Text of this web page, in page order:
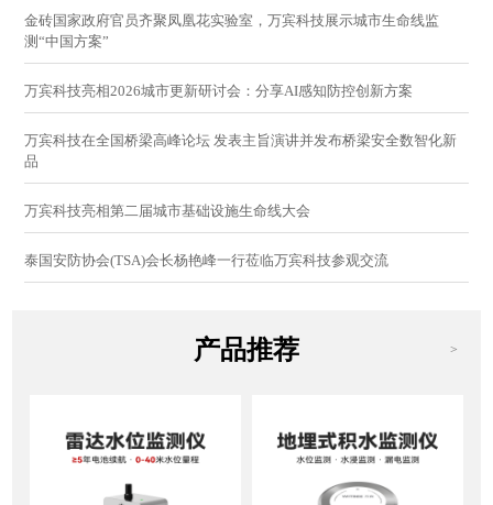
金砖国家政府官员齐聚凤凰花实验室，万宾科技展示城市生命线监
测“中国方案”
万宾科技亮相2026城市更新研讨会：分享AI感知防控创新方案
万宾科技在全国桥梁高峰论坛 发表主旨演讲并发布桥梁安全数智化新
品
万宾科技亮相第二届城市基础设施生命线大会
泰国安防协会(TSA)会长杨艳峰一行莅临万宾科技参观交流
产品推荐 >